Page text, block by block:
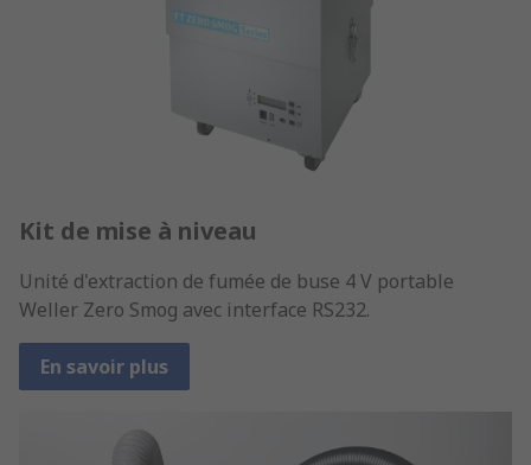
Kit de mise à niveau
Unité d'extraction de fumée de buse 4 V portable
Weller Zero Smog avec interface RS232.
En savoir plus